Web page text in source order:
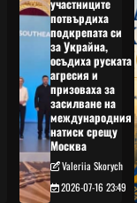
участниците
потвърдиха
подкрепата си
за Украйна,
осъдиха руската
агресия и
призоваха за
засилване на
международния
натиск срещу
Москва
Valeriia Skorych
2026-07-16 23:49